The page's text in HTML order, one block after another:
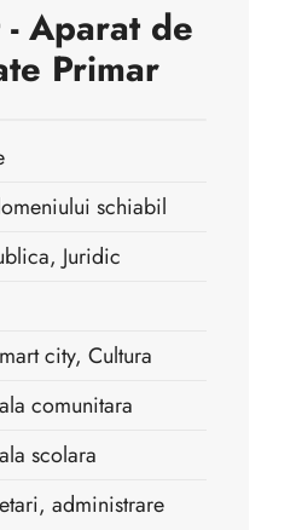
- Aparat de
Primar
schiabil
Juridic
city, Cultura
comunitara
scolara
administrare